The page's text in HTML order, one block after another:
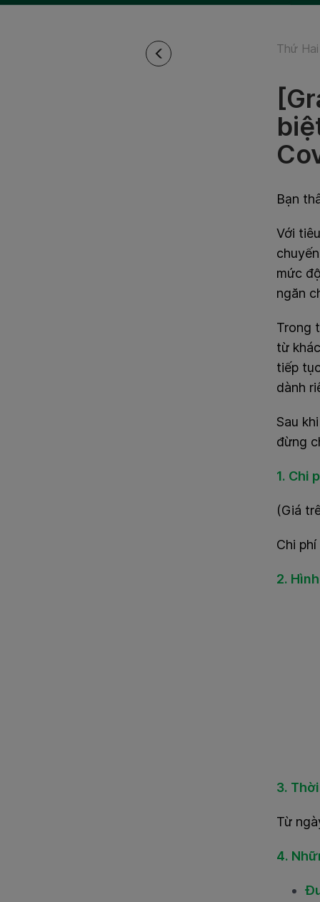
Thứ
Bạn
Với
mức
ngăn
Trong
từ
tiếp
dành
Sau
đừng
1. Chi
(Giá
Chi
2.
3.
Từ
4.